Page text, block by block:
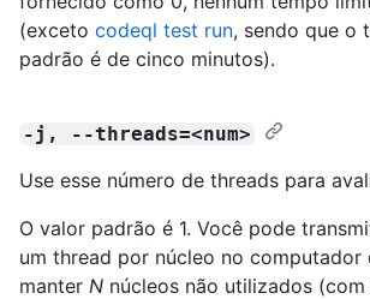
(exceto codeql test run, sendo que o
padrão é de cinco minutos).
-j, --threads=<num>
Use esse número de threads para
O valor padrão é 1. Você pode
um thread por núcleo no computador
manter N núcleos não utilizados